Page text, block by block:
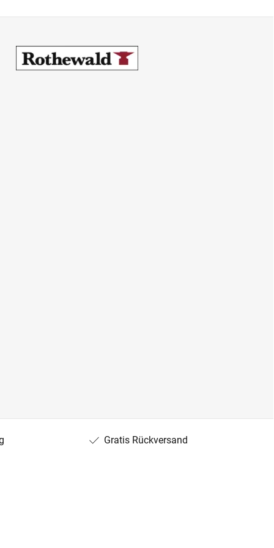
Gratis Rückversand